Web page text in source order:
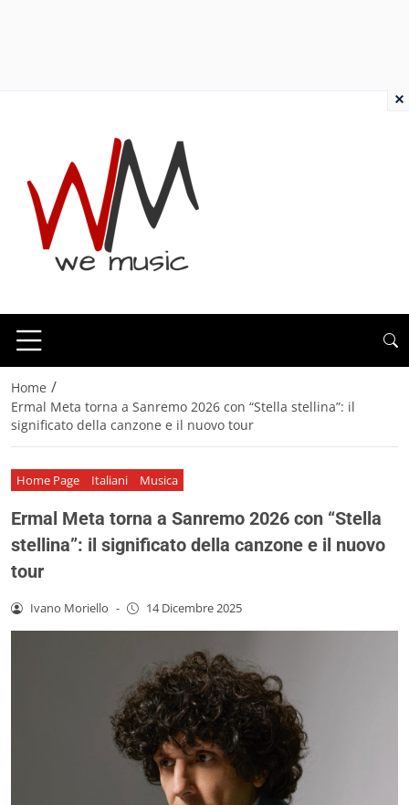
Home /
Ermal Meta torna a Sanremo 2026 con “Stella stellina”: il
significato della canzone e il nuovo tour
Home Page Italiani Musica
Ermal Meta torna a Sanremo 2026 con “Stella
stellina”: il significato della canzone e il nuovo
tour
Ivano Moriello - 14 Dicembre 2025
×